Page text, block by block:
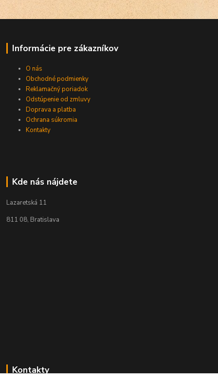
Informácie pre zákazníkov
O nás
Obchodné podmienky
Reklamačný poriadok
Odstúpenie od zmluvy
Doprava a platba
Ochrana súkromia
Kontakty
Kde nás nájdete
Lazaretská 11
811 08, Bratislava
Kontakty